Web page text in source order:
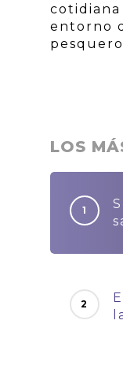
cotidiana
entorno
LOS